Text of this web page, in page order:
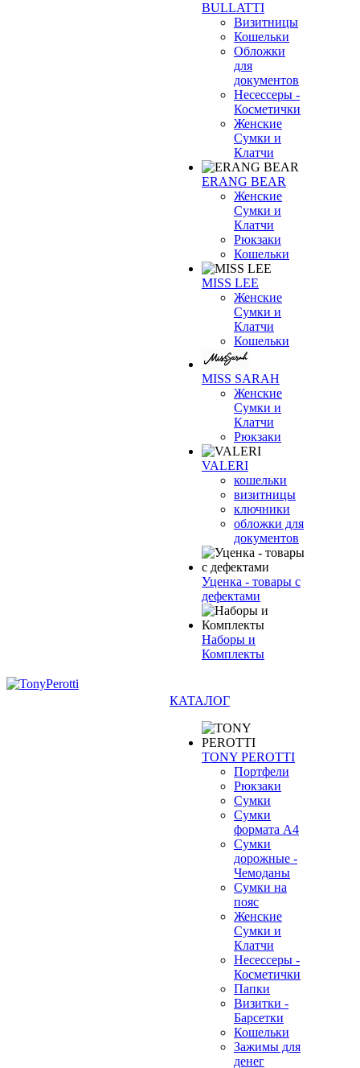
BULLATTI
Визитницы
Кошельки
Обложки
для
документов
Несессеры -
Косметички
Женские
Сумки и
Клатчи
ERANG BEAR
Женские
Сумки и
Клатчи
Рюкзаки
Кошельки
MISS LEE
Женские
Сумки и
Клатчи
Кошельки
MISS SARAH
Женские
Сумки и
Клатчи
Рюкзаки
VALERI
кошельки
визитницы
ключники
обложки для
документов
Уценка - товары с
дефектами
Наборы и
Комплекты
КАТАЛОГ
TONY PEROTTI
Портфели
Рюкзаки
Сумки
Сумки
формата А4
Сумки
дорожные -
Чемоданы
Сумки на
пояс
Женские
Сумки и
Клатчи
Несессеры -
Косметички
Папки
Визитки -
Барсетки
Кошельки
Зажимы для
денег